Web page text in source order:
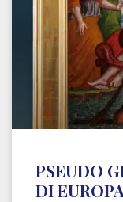
PSEUDO
DI EUROPA